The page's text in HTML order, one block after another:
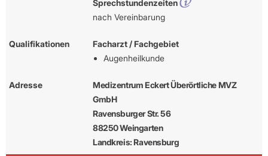
Sprechstundenzeiten
nach Vereinbarung
Qualifikationen
Facharzt / Fachgebiet
Augenheilkunde
Adresse
Medizentrum Eckert Überörtliche MVZ
GmbH
Ravensburger Str. 56
88250 Weingarten
Landkreis: Ravensburg